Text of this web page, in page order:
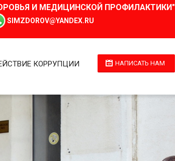
И МЕДИЦИНСКОЙ ПРОФИЛАКТИКИ"
SIMZDOROV@YANDEX.RU
НАПИСАТЬ НАМ
КОРРУПЦИИ